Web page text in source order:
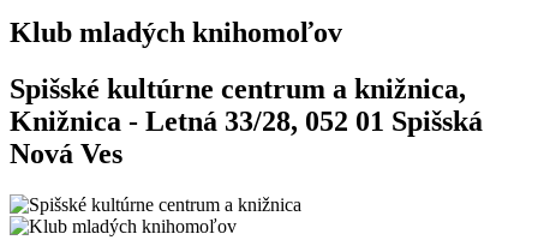
Klub mladých knihomoľov
Spišské kultúrne centrum a knižnica,
Knižnica - Letná 33/28, 052 01 Spišská
Nová Ves